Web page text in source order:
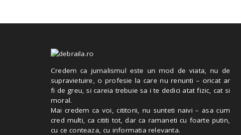
Credem ca jurnalismul este un mod de viata, nu de
supravietuire, o profesie la care nu renunti – oricat ar
fi de greu, si careia trebuie sa i te dedici atat fizic, cat si
moral.
Mai credem ca voi, cititorii, nu sunteti naivi – asa cum
cred multi, ca cititi tot, dar ca ramaneti cu foarte putin,
cu ce conteaza, cu informatia relevanta.